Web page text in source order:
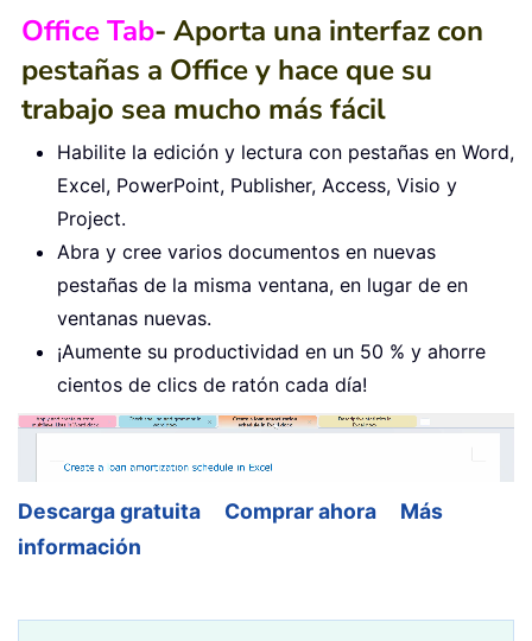
Office Tab- Aporta una interfaz con
pestañas a Office y hace que su
trabajo sea mucho más fácil
Habilite la edición y lectura con pestañas en Word,
Excel, PowerPoint, Publisher, Access, Visio y
Project.
Abra y cree varios documentos en nuevas
pestañas de la misma ventana, en lugar de en
ventanas nuevas.
¡Aumente su productividad en un 50 % y ahorre
cientos de clics de ratón cada día!
Descarga gratuita Comprar ahora
Más
información